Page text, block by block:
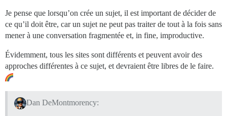
Je pense que lorsqu’on crée un sujet, il est important de décider de
ce qu’il doit être, car un sujet ne peut pas traiter de tout à la fois sans
mener à une conversation fragmentée et, in fine, improductive.
Évidemment, tous les sites sont différents et peuvent avoir des
approches différentes à ce sujet, et devraient être libres de le faire.
Dan DeMontmorency: